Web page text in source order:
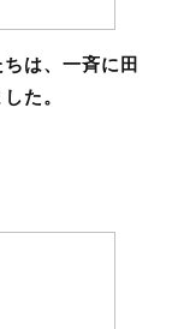
は、一斉に田
た。